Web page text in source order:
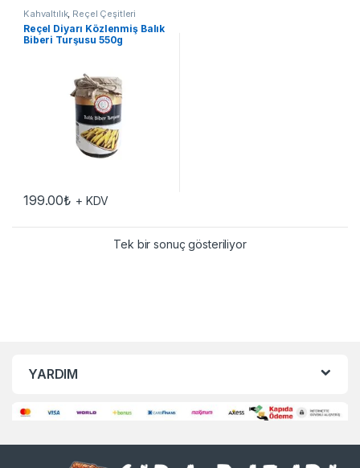
Kahvaltılık, Reçel Çeşitleri
Reçel Diyarı Közlenmiş Balık
Biberi Turşusu 550g
199.00₺ + KDV
Tek bir sonuç gösteriliyor
YARDIM